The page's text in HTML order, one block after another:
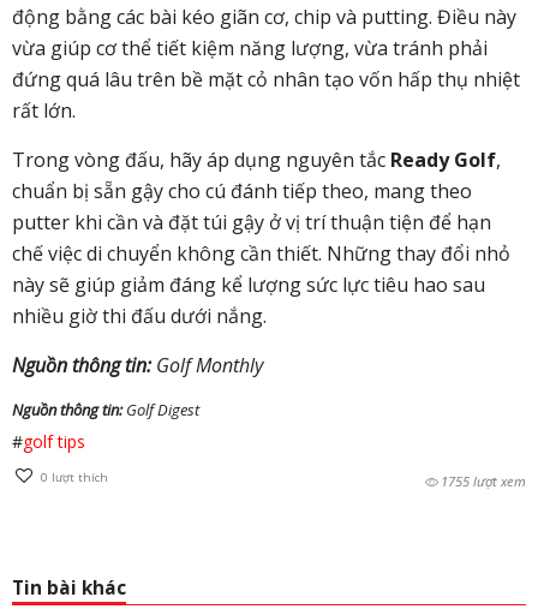
động bằng các bài kéo giãn cơ, chip và putting. Điều này
vừa giúp cơ thể tiết kiệm năng lượng, vừa tránh phải
đứng quá lâu trên bề mặt cỏ nhân tạo vốn hấp thụ nhiệt
rất lớn.
Trong vòng đấu, hãy áp dụng nguyên tắc Ready Golf,
chuẩn bị sẵn gậy cho cú đánh tiếp theo, mang theo
putter khi cần và đặt túi gậy ở vị trí thuận tiện để hạn
chế việc di chuyển không cần thiết. Những thay đổi nhỏ
này sẽ giúp giảm đáng kể lượng sức lực tiêu hao sau
nhiều giờ thi đấu dưới nắng.
Nguồn thông tin:Golf Monthly
Nguồn thông tin:Golf Digest
#golf tips
0 lượt thích 1755 lượt xem
Tin bài khác